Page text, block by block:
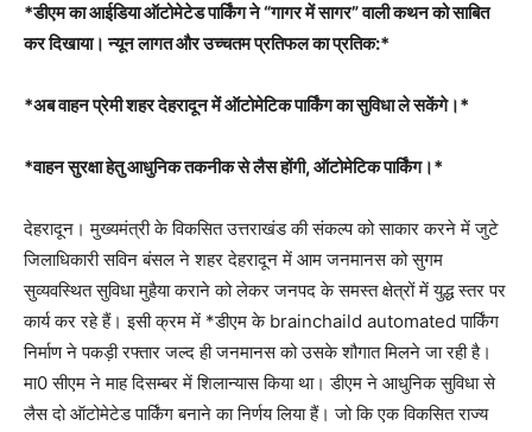
*डीएम का आईडिया ऑटोमेटेड पार्किंग ने “गागर में सागर” वाली कथन को साबित
कर दिखाया। न्यून लागत और उच्चतम प्रतिफल का प्रतिक:*
*अब वाहन प्रेमी शहर देहरादून में ऑटोमेटिक पार्किंग का सुविधा ले सकेंगे।*
*वाहन सुरक्षा हेतु आधुनिक तकनीक से लैस होंगी, ऑटोमेटिक पार्किंग।*
देहरादून। मुख्यमंत्री के विकसित उत्तराखंड की संकल्प को साकार करने में जुटे
जिलाधिकारी सविन बंसल ने शहर देहरादून में आम जनमानस को सुगम
सुव्यवस्थित सुविधा मुहैया कराने को लेकर जनपद के समस्त क्षेत्रों में युद्ध स्तर पर
कार्य कर रहे हैं। इसी क्रम में *डीएम के brainchaild automated पार्किंग
निर्माण ने पकड़ी रफ्तार जल्द ही जनमानस को उसके शौगात मिलने जा रही है।
मा0 सीएम ने माह दिसम्बर में शिलान्यास किया था। डीएम ने आधुनिक सुविधा से
लैस दो ऑटोमेटेड पार्किंग बनाने का निर्णय लिया हैं। जो कि एक विकसित राज्य